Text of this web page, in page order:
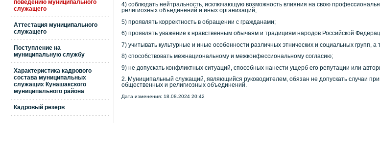
поведению муниципального
служащего
Аттестация муниципального
служащего
Поступление на
муниципальную службу
Характеристика кадрового
состава муниципальных
служащих Кунашакского
муниципального района
Кадровый резерв
4) соблюдать нейтральность, исключающую возможность влияния на свою
религиозных объединений и иных организаций;
5) проявлять корректность в обращении с гражданами;
6) проявлять уважение к нравственным обычаям и традициям народов Российской
7) учитывать культурные и иные особенности различных этнических и социальных групп, а
8) способствовать межнациональному и межконфессиональному согласию;
9) не допускать конфликтных ситуаций, способных нанести ущерб его репутации или
2. Муниципальный служащий, являющийся руководителем, обязан не допускать случаи
общественных и религиозных объединений.
Дата изменения: 18.08.2024 20:42